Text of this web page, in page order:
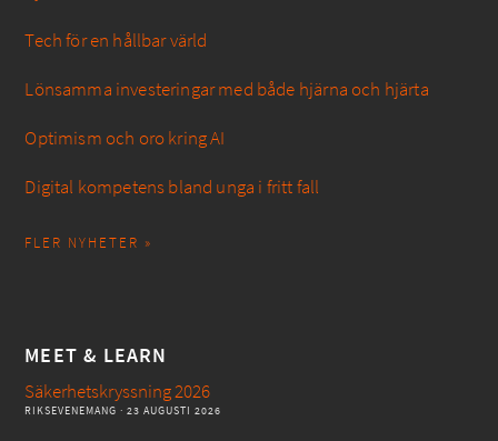
Tech för en hållbar värld
Lönsamma investeringar med både hjärna och hjärta
Optimism och oro kring AI
Digital kompetens bland unga i fritt fall
FLER NYHETER »
MEET & LEARN
Säkerhetskryssning 2026
RIKSEVENEMANG · 23 AUGUSTI 2026